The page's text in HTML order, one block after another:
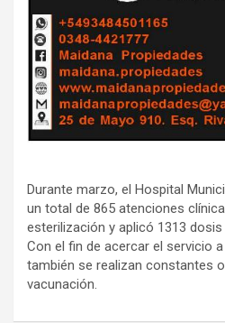
Durante marzo, el Hospital
un total de 865 atenciones
esterilización y aplicó 1313 dosis
Con el fin de acercar el servicio
también se realizan constantes
vacunación.